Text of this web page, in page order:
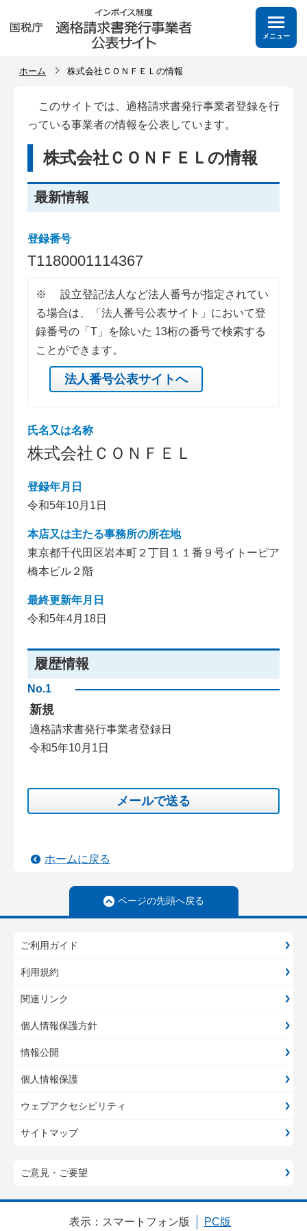
メニュー
ホーム 株式会社ＣＯＮＦＥＬの情報
このサイトでは、適格請求書発行事業者登録を行
っている事業者の情報を公表しています。
株式会社ＣＯＮＦＥＬの情報
最新情報
登録番号
T1180001114367
※
設立登記法人など法人番号が指定されてい
る場合は、「法人番号公表サイト」において登
録番号の「T」を除いた 13桁の番号で検索する
ことができます。
法人番号公表サイトへ
氏名又は名称
株式会社ＣＯＮＦＥＬ
登録年月日
令和5年10月1日
本店又は主たる事務所の所在地
東京都千代田区岩本町２丁目１１番９号イトーピア
橋本ビル２階
最終更新年月日
令和5年4月18日
履歴情報
No.1
新規
適格請求書発行事業者登録日
令和5年10月1日
メールで送る
ホームに戻る
ページの先頭へ戻る
ご利用ガイド
利用規約
関連リンク
個人情報保護方針
情報公開
個人情報保護
ウェブアクセシビリティ
サイトマップ
ご意見・ご要望
表示： スマートフォン版 PC版